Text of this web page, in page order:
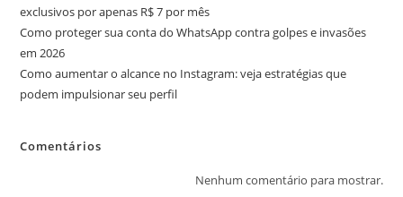
exclusivos por apenas R$ 7 por mês
Como proteger sua conta do WhatsApp contra golpes e invasões
em 2026
Como aumentar o alcance no Instagram: veja estratégias que
podem impulsionar seu perfil
Comentários
Nenhum comentário para mostrar.